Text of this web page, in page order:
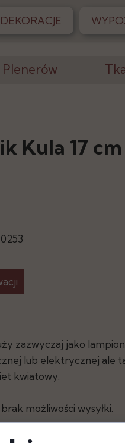
Plenerów
DEKORACJE
Kula 17 cm
zazwyczaj jako
lub elektrycznej ale
kwiatowy.
możliwości wysyłki.
szt.